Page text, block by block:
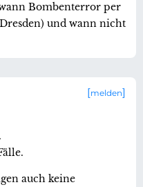
Bombenterror per
und wann nicht
melden
auch keine